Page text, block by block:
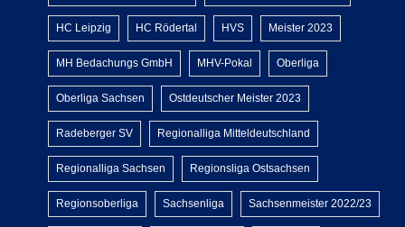
HC Leipzig HC Rödertal HVS Meister 2023
MH Bedachungs GmbH MHV-Pokal Oberliga
Oberliga Sachsen Ostdeutscher Meister 2023
Radeberger SV Regionalliga Mitteldeutschland
Regionalliga Sachsen Regionsliga Ostsachsen
Regionsoberliga Sachsenliga Sachsenmeister 2022/23